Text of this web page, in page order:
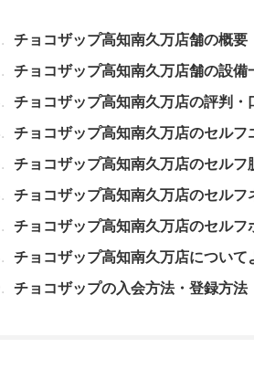
チョコザップ高知南久万店舗の概要
チョコザップ高知南久万店舗の設備
チョコザップ高知南久万店の評判・
チョコザップ高知南久万店のセルフ
チョコザップ高知南久万店のセルフ
チョコザップ高知南久万店のセルフ
チョコザップ高知南久万店のセルフ
チョコザップ高知南久万店について
チョコザップの入会方法・登録方法